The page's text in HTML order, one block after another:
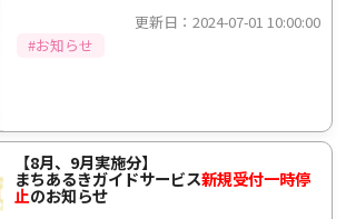
更新日：2024-07-01 10:00:00
#お知らせ
【8月、9月実施分】
まちあるきガイドサービス新規受付一時停
止のお知らせ